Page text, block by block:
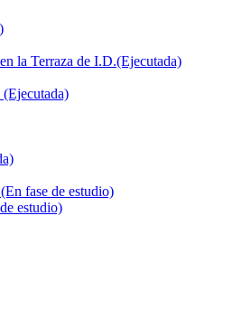
la Terraza de I.D.(Ejecutada)
(Ejecutada)
fase de estudio)
estudio)